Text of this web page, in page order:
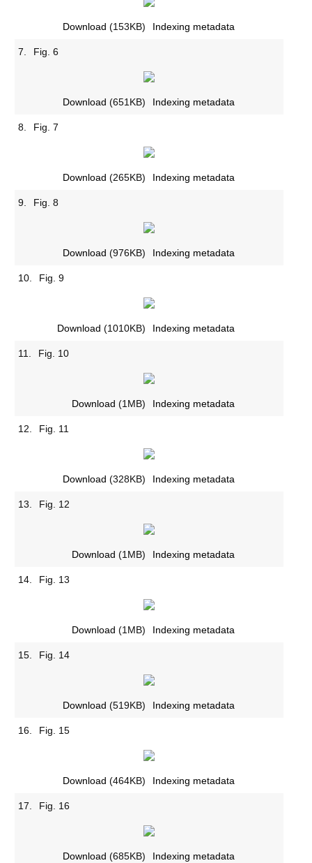
Download (153KB) Indexing metadata
7. Fig. 6
Download (651KB) Indexing metadata
8. Fig. 7
Download (265KB) Indexing metadata
9. Fig. 8
Download (976KB) Indexing metadata
10. Fig. 9
Download (1010KB) Indexing metadata
11. Fig. 10
Download (1MB) Indexing metadata
12. Fig. 11
Download (328KB) Indexing metadata
13. Fig. 12
Download (1MB) Indexing metadata
14. Fig. 13
Download (1MB) Indexing metadata
15. Fig. 14
Download (519KB) Indexing metadata
16. Fig. 15
Download (464KB) Indexing metadata
17. Fig. 16
Download (685KB) Indexing metadata